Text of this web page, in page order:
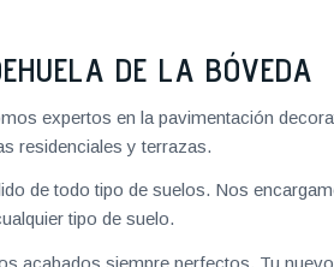
DE LA BÓVEDA
expertos en la pavimentación
residenciales y terrazas.
de todo tipo de suelos. Nos
tipo de suelo.
acabados siempre perfectos. Tu